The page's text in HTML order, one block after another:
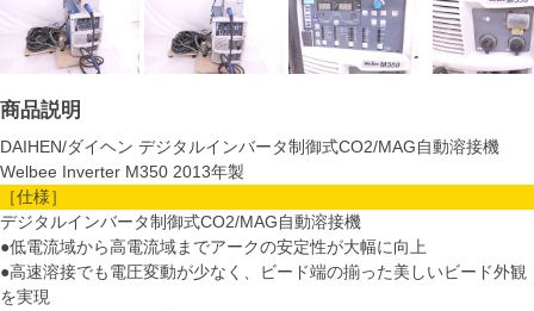
商品説明
DAIHEN/ダイヘン デジタルインバータ制御式CO2/MAG自動溶接機
Welbee Inverter M350 2013年製
［仕様］
デジタルインバータ制御式CO2/MAG自動溶接機
●低電流域から高電流域までアークの安定性が大幅に向上
●高速溶接でも電圧変動が少なく、ビード端の揃った美しいビード外観
を実現